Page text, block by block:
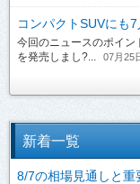
コンパクトSUVにも
今回のニュースのポイン
を発売しまし?...
07月25
新着一覧
8/7の相場見通しと重